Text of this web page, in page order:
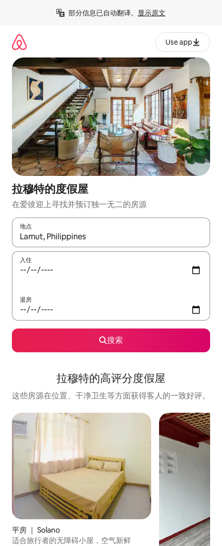
部分信息已自动翻译。 显示原文
Use app
拉穆特的度假屋
在爱彼迎上寻找并预订独一无二的房源
地点
如有搜索结果，请使用上下方向键查看，或通过点击或滑动手势
入住
退房
搜索
拉穆特的高评分度假屋
这些房源在位置、干净卫生等方面获得客人的一致好评。
平房 ｜ Solano
适合旅行者的无障碍小屋，空气新鲜